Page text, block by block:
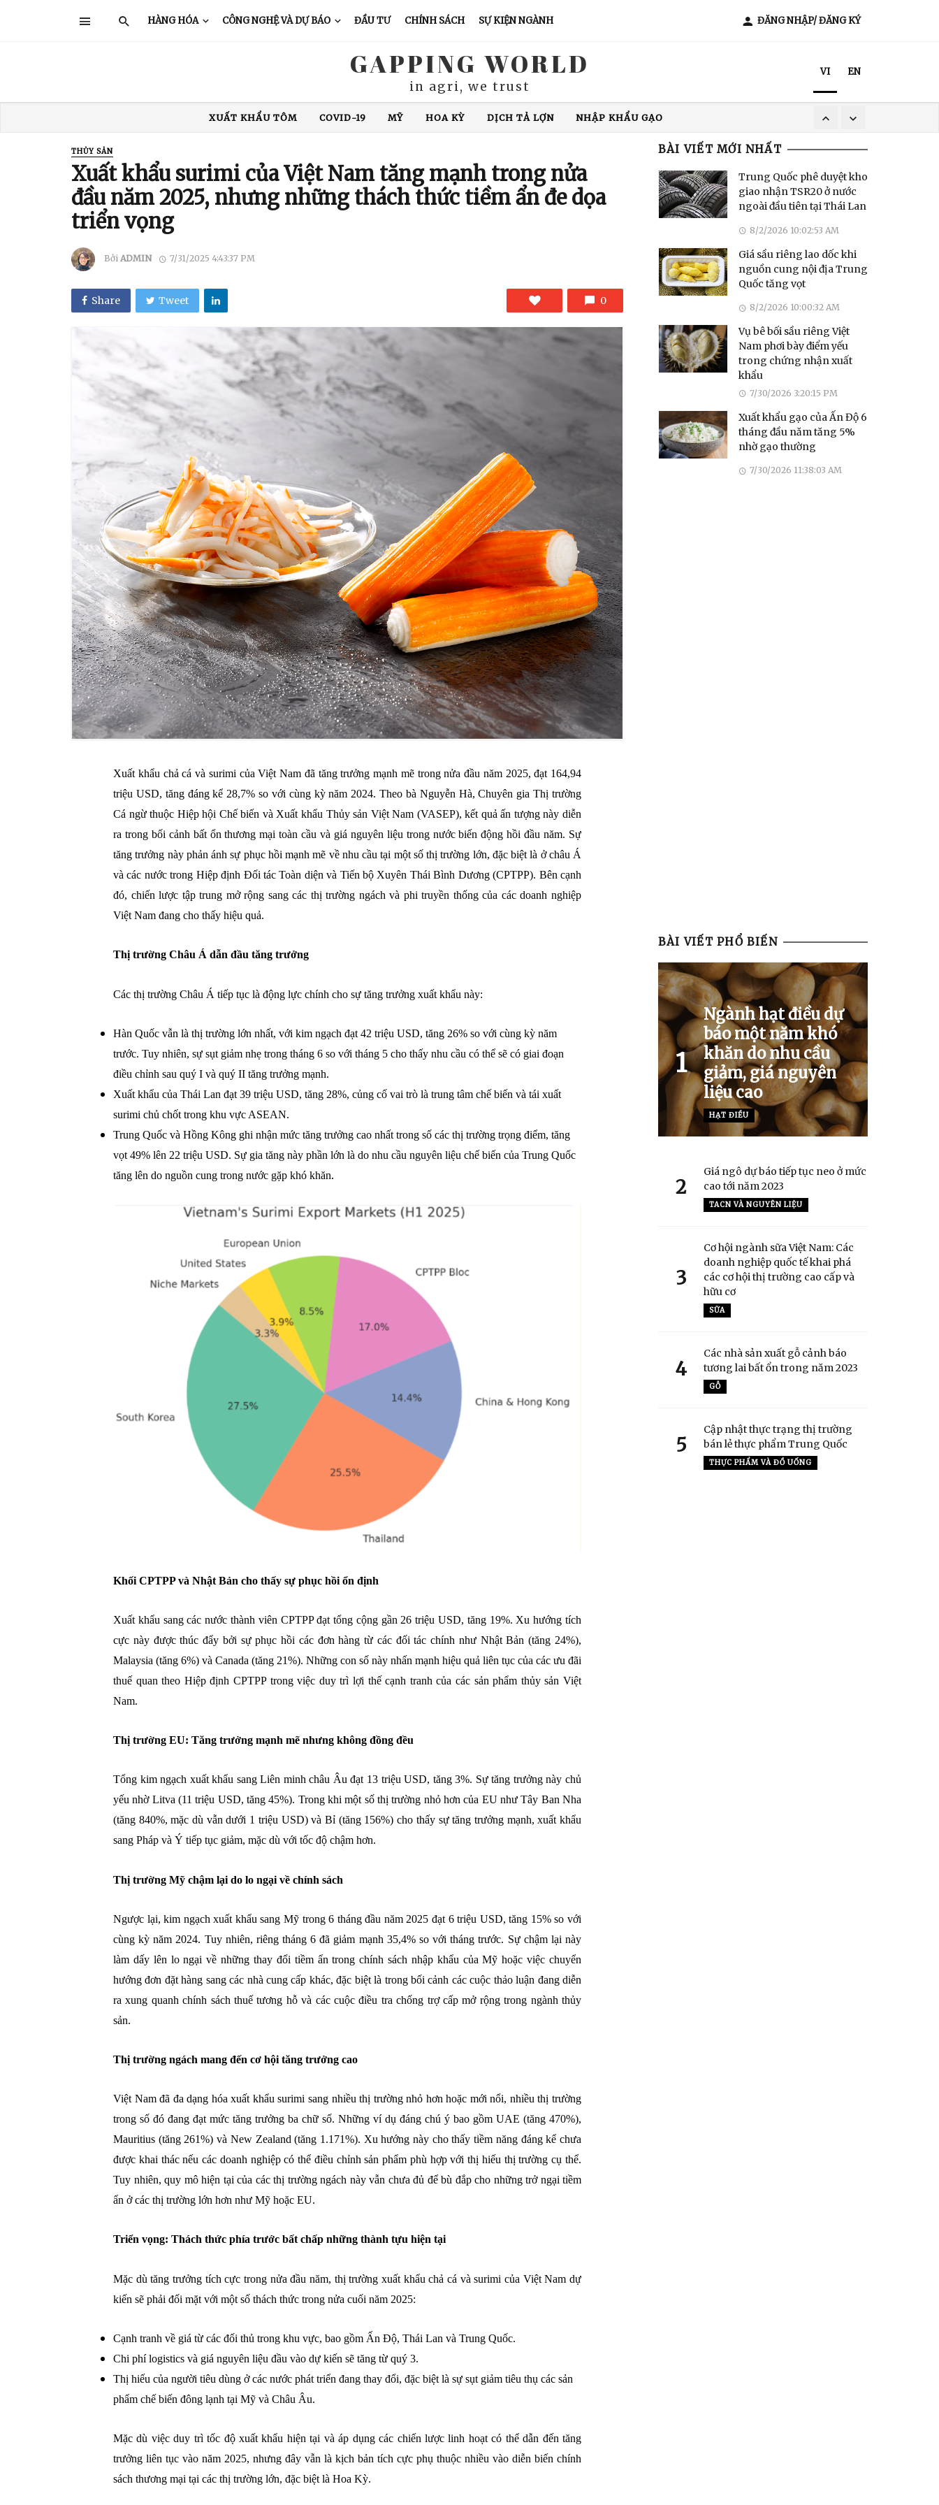
HÀNG HÓA CÔNG NGHỆ VÀ DỰ BÁO ĐẦU TƯ CHÍNH SÁCH SỰ KIỆN NGÀNH ĐĂNG NHẬP/ ĐĂNG KÝ
GAPPING WORLD
in agri, we trust
VI EN
XUẤT KHẨU TÔM COVID-19 MỸ HOA KỲ DỊCH TẢ LỢN
NHẬP KHẨU GẠO
XUẤT KHẨU CÀ PHÊ
TRUNG QUỐC
THÁI LAN
THỦY SẢN
Xuất khẩu surimi của Việt Nam tăng mạnh trong nửa
đầu năm 2025, nhưng những thách thức tiềm ẩn đe dọa
triển vọng
Bởi ADMIN 7/31/2025 4:43:37 PM
Share Tweet 0
Xuất khẩu chả cá và surimi của Việt Nam đã tăng trưởng mạnh mẽ trong nửa đầu năm 2025, đạt 164,94
triệu USD, tăng đáng kể 28,7% so với cùng kỳ năm 2024. Theo bà Nguyễn Hà, Chuyên gia Thị trường
Cá ngừ thuộc Hiệp hội Chế biến và Xuất khẩu Thủy sản Việt Nam (VASEP), kết quả ấn tượng này diễn
ra trong bối cảnh bất ổn thương mại toàn cầu và giá nguyên liệu trong nước biến động hồi đầu năm. Sự
tăng trưởng này phản ánh sự phục hồi mạnh mẽ về nhu cầu tại một số thị trường lớn, đặc biệt là ở châu Á
và các nước trong Hiệp định Đối tác Toàn diện và Tiến bộ Xuyên Thái Bình Dương (CPTPP). Bên cạnh
đó, chiến lược tập trung mở rộng sang các thị trường ngách và phi truyền thống của các doanh nghiệp
Việt Nam đang cho thấy hiệu quả.
Thị trường Châu Á dẫn đầu tăng trưởng
Các thị trường Châu Á tiếp tục là động lực chính cho sự tăng trưởng xuất khẩu này:
Hàn Quốc vẫn là thị trường lớn nhất, với kim ngạch đạt 42 triệu USD, tăng 26% so với cùng kỳ năm
trước. Tuy nhiên, sự sụt giảm nhẹ trong tháng 6 so với tháng 5 cho thấy nhu cầu có thể sẽ có giai đoạn
điều chỉnh sau quý I và quý II tăng trưởng mạnh.
Xuất khẩu của Thái Lan đạt 39 triệu USD, tăng 28%, củng cố vai trò là trung tâm chế biến và tái xuất
surimi chủ chốt trong khu vực ASEAN.
Trung Quốc và Hồng Kông ghi nhận mức tăng trưởng cao nhất trong số các thị trường trọng điểm, tăng
vọt 49% lên 22 triệu USD. Sự gia tăng này phần lớn là do nhu cầu nguyên liệu chế biến của Trung Quốc
tăng lên do nguồn cung trong nước gặp khó khăn.
Khối CPTPP và Nhật Bản cho thấy sự phục hồi ổn định
Xuất khẩu sang các nước thành viên CPTPP đạt tổng cộng gần 26 triệu USD, tăng 19%. Xu hướng tích
cực này được thúc đẩy bởi sự phục hồi các đơn hàng từ các đối tác chính như Nhật Bản (tăng 24%),
Malaysia (tăng 6%) và Canada (tăng 21%). Những con số này nhấn mạnh hiệu quả liên tục của các ưu đãi
thuế quan theo Hiệp định CPTPP trong việc duy trì lợi thế cạnh tranh của các sản phẩm thủy sản Việt
Nam.
Thị trường EU: Tăng trưởng mạnh mẽ nhưng không đồng đều
Tổng kim ngạch xuất khẩu sang Liên minh châu Âu đạt 13 triệu USD, tăng 3%. Sự tăng trưởng này chủ
yếu nhờ Litva (11 triệu USD, tăng 45%). Trong khi một số thị trường nhỏ hơn của EU như Tây Ban Nha
(tăng 840%, mặc dù vẫn dưới 1 triệu USD) và Bỉ (tăng 156%) cho thấy sự tăng trưởng mạnh, xuất khẩu
sang Pháp và Ý tiếp tục giảm, mặc dù với tốc độ chậm hơn.
Thị trường Mỹ chậm lại do lo ngại về chính sách
Ngược lại, kim ngạch xuất khẩu sang Mỹ trong 6 tháng đầu năm 2025 đạt 6 triệu USD, tăng 15% so với
cùng kỳ năm 2024. Tuy nhiên, riêng tháng 6 đã giảm mạnh 35,4% so với tháng trước. Sự chậm lại này
làm dấy lên lo ngại về những thay đổi tiềm ẩn trong chính sách nhập khẩu của Mỹ hoặc việc chuyển
hướng đơn đặt hàng sang các nhà cung cấp khác, đặc biệt là trong bối cảnh các cuộc thảo luận đang diễn
ra xung quanh chính sách thuế tương hỗ và các cuộc điều tra chống trợ cấp mở rộng trong ngành thủy
sản.
Thị trường ngách mang đến cơ hội tăng trưởng cao
Việt Nam đã đa dạng hóa xuất khẩu surimi sang nhiều thị trường nhỏ hơn hoặc mới nổi, nhiều thị trường
trong số đó đang đạt mức tăng trưởng ba chữ số. Những ví dụ đáng chú ý bao gồm UAE (tăng 470%),
Mauritius (tăng 261%) và New Zealand (tăng 1.171%). Xu hướng này cho thấy tiềm năng đáng kể chưa
được khai thác nếu các doanh nghiệp có thể điều chỉnh sản phẩm phù hợp với thị hiếu thị trường cụ thể.
Tuy nhiên, quy mô hiện tại của các thị trường ngách này vẫn chưa đủ để bù đắp cho những trở ngại tiềm
ẩn ở các thị trường lớn hơn như Mỹ hoặc EU.
Triển vọng: Thách thức phía trước bất chấp những thành tựu hiện tại
Mặc dù tăng trưởng tích cực trong nửa đầu năm, thị trường xuất khẩu chả cá và surimi của Việt Nam dự
kiến sẽ phải đối mặt với một số thách thức trong nửa cuối năm 2025:
Cạnh tranh về giá từ các đối thủ trong khu vực, bao gồm Ấn Độ, Thái Lan và Trung Quốc.
Chi phí logistics và giá nguyên liệu đầu vào dự kiến sẽ tăng từ quý 3.
Thị hiếu của người tiêu dùng ở các nước phát triển đang thay đổi, đặc biệt là sự sụt giảm tiêu thụ các sản
phẩm chế biến đông lạnh tại Mỹ và Châu Âu.
Mặc dù việc duy trì tốc độ xuất khẩu hiện tại và áp dụng các chiến lược linh hoạt có thể dẫn đến tăng
trưởng liên tục vào năm 2025, nhưng đây vẫn là kịch bản tích cực phụ thuộc nhiều vào diễn biến chính
sách thương mại tại các thị trường lớn, đặc biệt là Hoa Kỳ.
BÀI VIẾT MỚI NHẤT
Trung Quốc phê duyệt kho
giao nhận TSR20 ở nước
ngoài đầu tiên tại Thái Lan
8/2/2026 10:02:53 AM
Giá sầu riêng lao dốc khi
nguồn cung nội địa Trung
Quốc tăng vọt
8/2/2026 10:00:32 AM
Vụ bê bối sầu riêng Việt
Nam phơi bày điểm yếu
trong chứng nhận xuất
khẩu
7/30/2026 3:20:15 PM
Xuất khẩu gạo của Ấn Độ 6
tháng đầu năm tăng 5%
nhờ gạo thường
7/30/2026 11:38:03 AM
BÀI VIẾT PHỔ BIẾN
1
Ngành hạt điều dự
báo một năm khó
khăn do nhu cầu
giảm, giá nguyên
liệu cao
HẠT ĐIỀU
2
Giá ngô dự báo tiếp tục neo ở mức
cao tới năm 2023
TACN VÀ NGUYÊN LIỆU
3
Cơ hội ngành sữa Việt Nam: Các
doanh nghiệp quốc tế khai phá
các cơ hội thị trường cao cấp và
hữu cơ
SỮA
4
Các nhà sản xuất gỗ cảnh báo
tương lai bất ổn trong năm 2023
GỖ
5
Cập nhật thực trạng thị trường
bán lẻ thực phẩm Trung Quốc
THỰC PHẨM VÀ ĐỒ UỐNG